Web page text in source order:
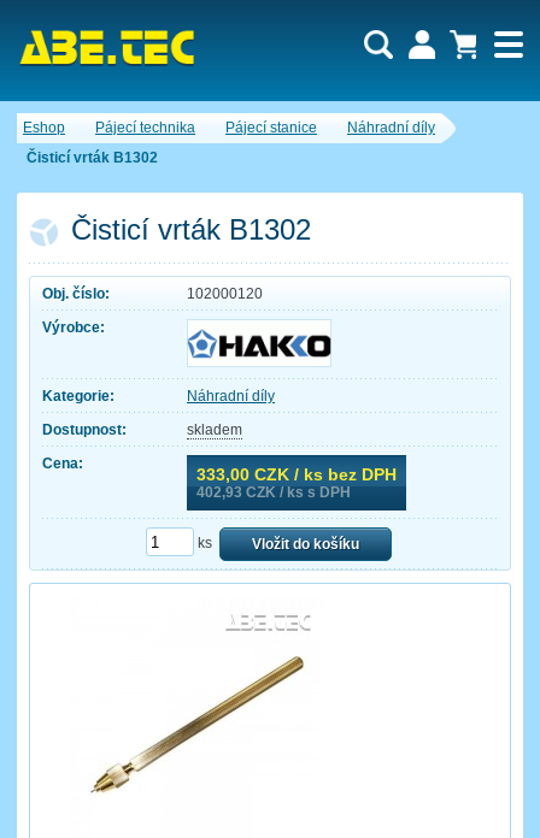
Eshop Pájecí technika Pájecí stanice
Náhradní díly
Čisticí vrták B1302
Čisticí vrták B1302
Obj. číslo:
102000120
Výrobce:
Kategorie:
Náhradní díly
Dostupnost:
skladem
Cena:
333,00 CZK / ks bez DPH
402,93 CZK / ks s DPH
ks Vložit do košíku
Nákupní košík je momentálně prázdný.
Počet produktů:0
Uživatel:
Zapomenuté heslo Nová registrace